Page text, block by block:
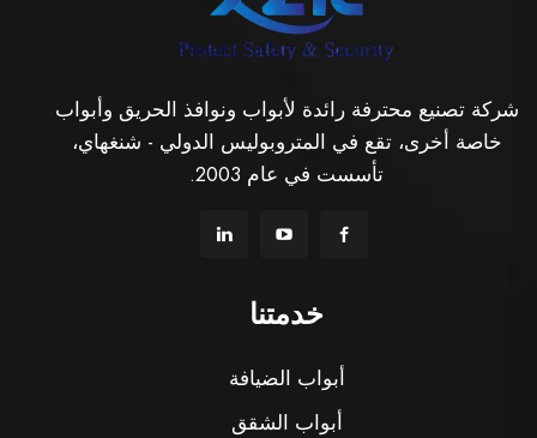
شركة تصنيع محترفة رائدة لأبواب ونوافذ الحريق وأبواب
خاصة أخرى، تقع في المتروبوليس الدولي - شنغهاي،
تأسست في عام 2003.
خدمتنا
أبواب الضيافة
أبواب الشقق